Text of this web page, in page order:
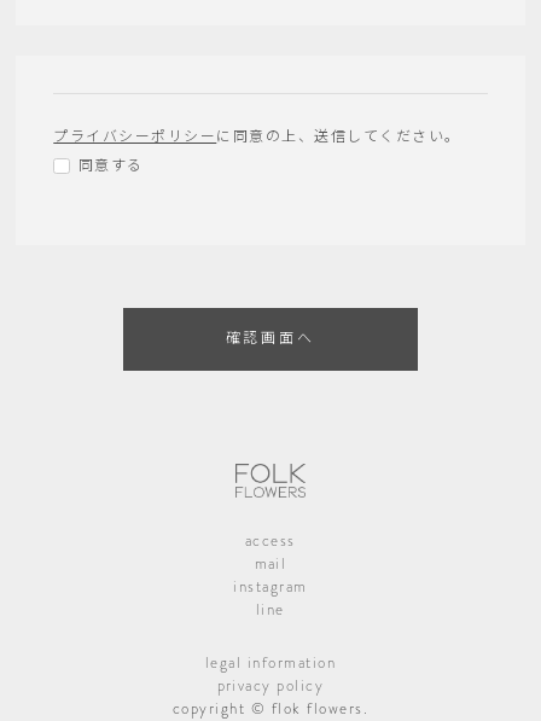
プライバシーポリシーに同意の上、送信してください。
同意する
access
mail
instagram
line
legal information
privacy policy
copyright © flok flowers.